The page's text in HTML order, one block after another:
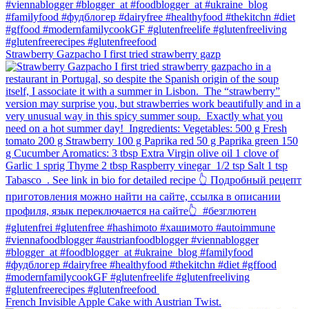
Strawberry Gazpacho⁠ I first tried strawberry gazp
French Invisible Apple Cake with Austrian Twist.⁠